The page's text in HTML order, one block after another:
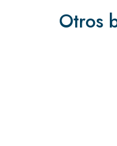
Otros